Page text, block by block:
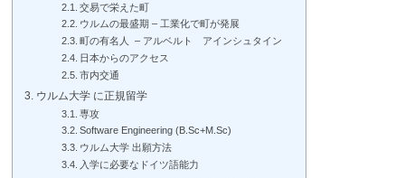
交易で栄えた町
ウルムの最盛期 – 工業化で町が発展
町の有名人 – アルベルト アインシュタイン
日本からのアクセス
市内交通
ウルム大学 に正規留学
専攻
Software Engineering (B.Sc+M.Sc)
ウルム大学 出願方法
入学に必要なドイツ語能力